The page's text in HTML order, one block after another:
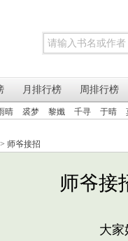
月排行榜 周排行榜
晴 裘梦 黎孅 千寻 于晴
师爷接招
师爷接
大家